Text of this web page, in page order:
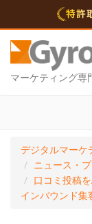
マーケティング専
デジタルマーケ
ニュース・
口コミ投稿
インバウンド集